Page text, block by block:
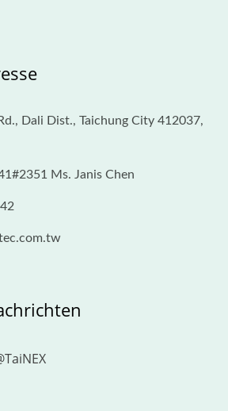
Dali Dist., Taichung City 412037,
Ms. Janis Chen